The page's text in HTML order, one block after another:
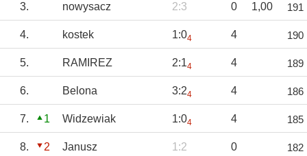
3. nowysacz 2:3 0 1,00 191
4. kostek 1:04 4 190
5. RAMIREZ 2:14 4 189
6. Belona 3:24 4 186
7. 1 Widzewiak 1:04 4 185
8. 2 Janusz 1:2 0 182